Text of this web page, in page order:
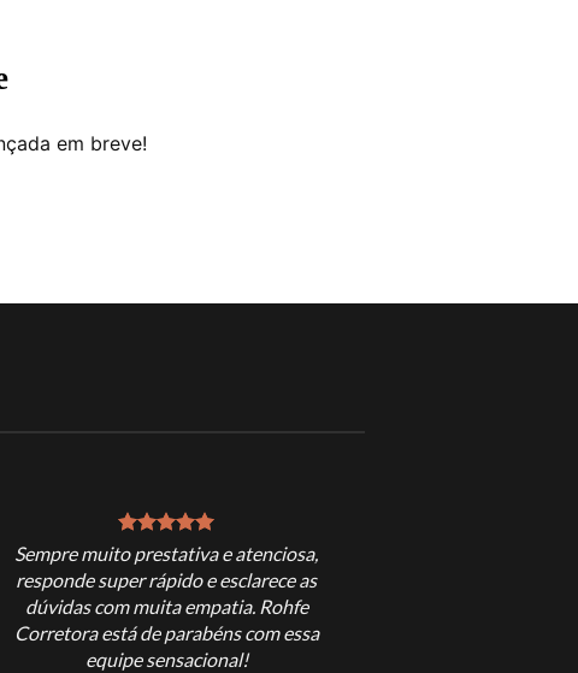
em breve!
Sempre muito prestativa e atenciosa,
responde super rápido e esclarece as
dúvidas com muita empatia. Rohfe
Corretora está de parabéns com essa
equipe sensacional!